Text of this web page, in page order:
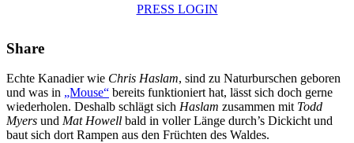
PRESS LOGIN
Share
Echte Kanadier wie Chris Haslam, sind zu Naturburschen geboren
und was in „Mouse“ bereits funktioniert hat, lässt sich doch gerne
wiederholen. Deshalb schlägt sich Haslam zusammen mit Todd
Myers und Mat Howell bald in voller Länge durch’s Dickicht und
baut sich dort Rampen aus den Früchten des Waldes.